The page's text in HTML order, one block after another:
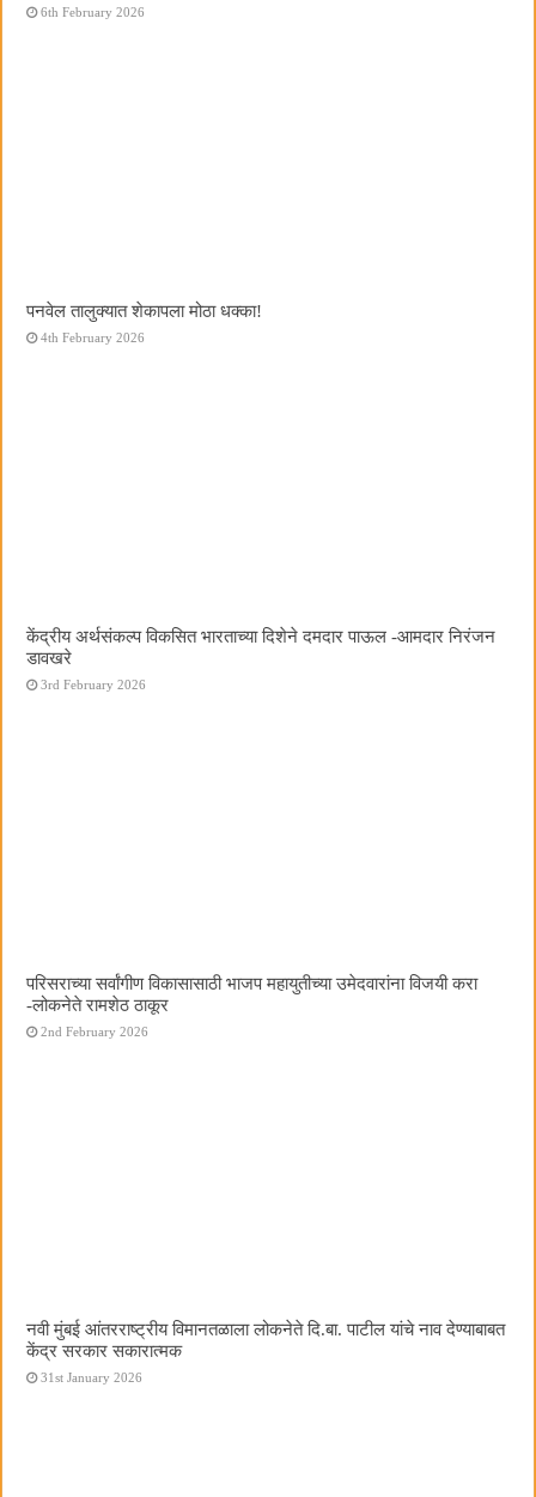
6th February 2026
पनवेल तालुक्यात शेकापला मोठा धक्का!
4th February 2026
केंद्रीय अर्थसंकल्प विकसित भारताच्या दिशेने दमदार पाऊल -आमदार निरंजन
डावखरे
3rd February 2026
परिसराच्या सर्वांगीण विकासासाठी भाजप महायुतीच्या उमेदवारांना विजयी करा
-लोकनेते रामशेठ ठाकूर
2nd February 2026
नवी मुंबई आंतरराष्ट्रीय विमानतळाला लोकनेते दि.बा. पाटील यांचे नाव देण्याबाबत
केंद्र सरकार सकारात्मक
31st January 2026